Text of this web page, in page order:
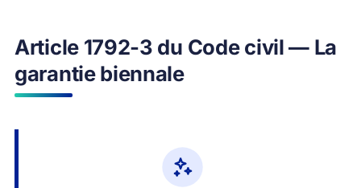
Article 1792-3 du Code civil — La
garantie biennale